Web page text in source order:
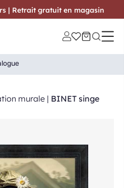
murale | BINET singe
| Retrait gratuit en magasin